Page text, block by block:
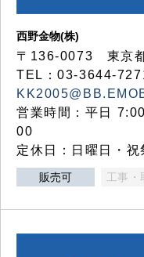
西野金物(株)
〒136-0073 東京
TEL：
営業時間：平日
00
定休日：日曜日・祝
販売可 工事・